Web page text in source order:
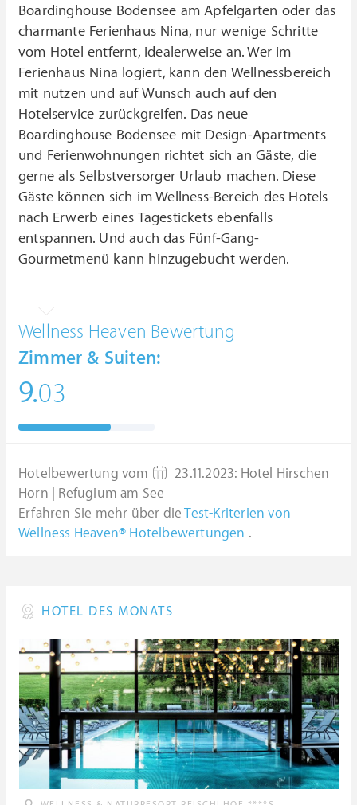
Boardinghouse Bodensee am Apfelgarten oder das
charmante Ferienhaus Nina, nur wenige Schritte
vom Hotel entfernt, idealerweise an. Wer im
Ferienhaus Nina logiert, kann den Wellnessbereich
mit nutzen und auf Wunsch auch auf den
Hotelservice zurückgreifen. Das neue
Boardinghouse Bodensee mit Design-Apartments
und Ferienwohnungen richtet sich an Gäste, die
gerne als Selbstversorger Urlaub machen. Diese
Gäste können sich im Wellness-Bereich des Hotels
nach Erwerb eines Tagestickets ebenfalls
entspannen. Und auch das Fünf-Gang-
Gourmetmenü kann hinzugebucht werden.
Wellness Heaven Bewertung
Zimmer & Suiten:
9.03
Hotelbewertung vom 23.11.2023: Hotel Hirschen
Horn | Refugium am See
Erfahren Sie mehr über dieTest-Kriterien von
Wellness Heaven® Hotelbewertungen .
HOTEL DES MONATS